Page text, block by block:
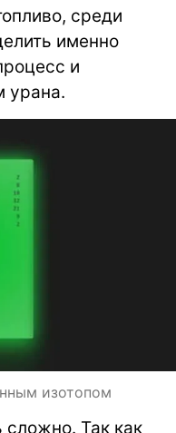
среди
именно
и
урана.
изотопом
сложно. Так как